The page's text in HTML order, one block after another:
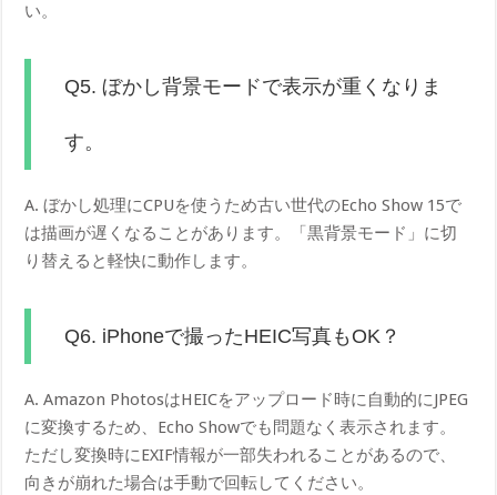
い。
Q5. ぼかし背景モードで表示が重くなりま
す。
A. ぼかし処理にCPUを使うため古い世代のEcho Show 15で
は描画が遅くなることがあります。「黒背景モード」に切
り替えると軽快に動作します。
Q6. iPhoneで撮ったHEIC写真もOK？
A. Amazon PhotosはHEICをアップロード時に自動的にJPEG
に変換するため、Echo Showでも問題なく表示されます。
ただし変換時にEXIF情報が一部失われることがあるので、
向きが崩れた場合は手動で回転してください。